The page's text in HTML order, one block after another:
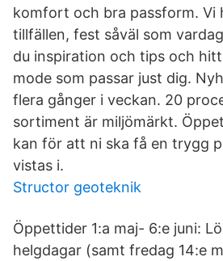
komfort och bra passform. Vi
tillfällen, fest såväl som
du inspiration och tips och
mode som passar just dig.
flera gånger i veckan. 20
sortiment är miljömärkt.
kan för att ni ska få en trygg
vistas i.
Structor geoteknik
Öppettider 1:a maj- 6:e juni:
helgdagar (samt fredag 14:e